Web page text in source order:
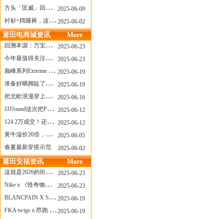
方头「匡威」回归！日系简约里的小心思
2025-06-09
衬衫+阔腿裤，这样穿美出新高度！
2025-06-02
莆田电商城资讯 More
回溯本源：万宝龙推出明星系列都市灰腕表新作
2025-06-23
今年最值得关注的AF1！KOBE x AF1 明日发售
2025-06-23
巅峰系列Extreme Diver潜水腕表与Revival Diver复刻版潜水腕表共同推出“暗影款”新作
2025-06-19
准备好晒脚趾了吗？透明款 AF1 要回归了
2025-06-19
把北欧浪漫穿上脚，Cecilie Bahnsen x ASICS
2025-06-16
JJJJound这次把PUMA改得好安静
2025-06-12
124.2万成交！还有什么是Labubu做不到的？
2025-06-12
黄牛溢价20倍，「Labubu」3.0市价大盘点！假货比正品还贵...
2025-06-05
春夏最新穿搭示范
2025-06-02
莆田安福资讯 More
这就是2026的街头感！Prada新包我先爱了
2025-06-23
Nike x 《怪奇物语》联名回归，终于轮到这双热门款了！
2025-06-23
BLANCPAIN X SWATCH联名款 BIOCERAMIC SCUBA FIFTY FATHOMS 系列推出全新 GREEN ABYSS（碧波洋）腕表
2025-06-19
FKA twigs x 昂跑 联名来了，这三双 Cloud X 你选哪一双？
2025-06-19